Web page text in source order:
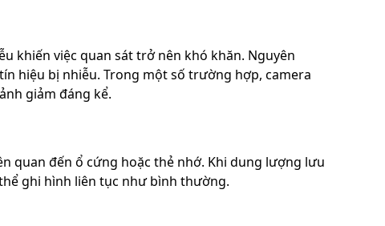
khiến việc quan sát trở nên khó khăn. Nguyên
hiệu bị nhiễu. Trong một số trường hợp, camera
giảm đáng kể.
quan đến ổ cứng hoặc thẻ nhớ. Khi dung lượng lưu
ghi hình liên tục như bình thường.